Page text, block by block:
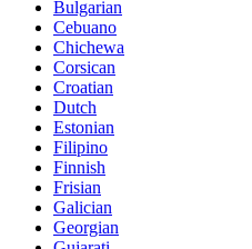
Bulgarian
Cebuano
Chichewa
Corsican
Croatian
Dutch
Estonian
Filipino
Finnish
Frisian
Galician
Georgian